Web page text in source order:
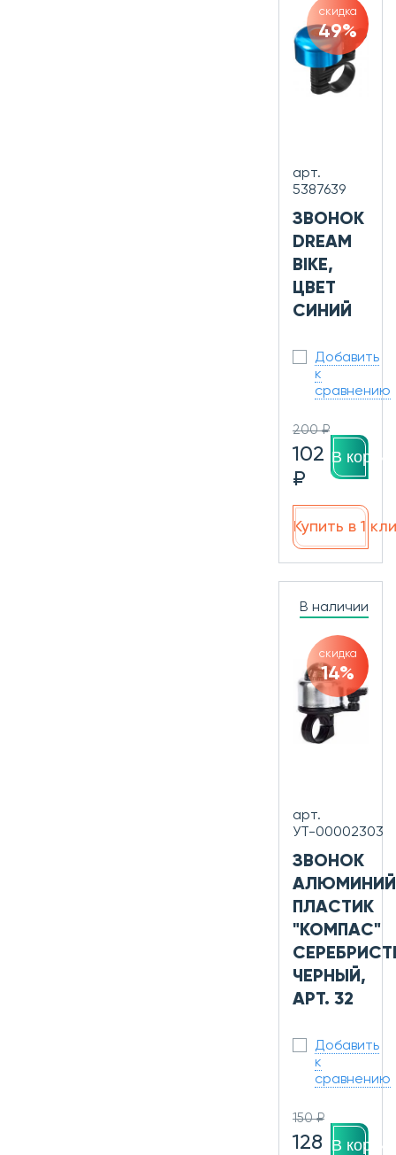
скидка
49%
арт.
5387639
ЗВОНОК
DREAM
BIKE,
ЦВЕТ
СИНИЙ
Добавить
к
сравнению
200 ₽
102
₽
В
Купить в 1
В наличии
скидка
14%
арт.
УТ-00002303
ЗВОНОК
ПЛАСТИК
"КОМПАС"
ЧЕРНЫЙ,
АРТ. 32
Добавить
к
сравнению
150 ₽
128 В